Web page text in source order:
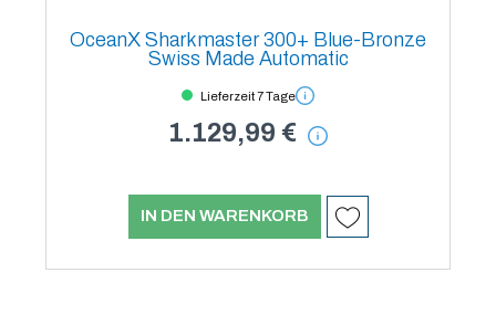
OceanX Sharkmaster 300+ Blue-Bronze
Swiss Made Automatic
Lieferzeit 7 Tage
1.129,99 €
IN DEN WARENKORB